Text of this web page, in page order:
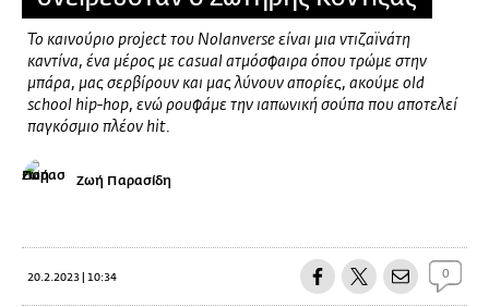
Το καινούριο project του Nolanverse είναι μια ντιζαϊνάτη
καντίνα, ένα μέρος με casual ατμόσφαιρα όπου τρώμε στην
μπάρα, μας σερβίρουν και μας λύνουν απορίες, ακούμε old
school hip-hop, ενώ ρουφάμε την ιαπωνική σούπα που αποτελεί
παγκόσμιο πλέον hit.
Ζωή Παρασίδη
20.2.2023 | 10:34 0